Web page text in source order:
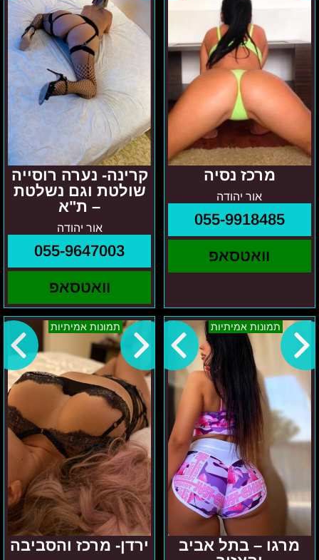
מרכז נסיה
אור יהודה
055-9918485
וואטסאפ
קרינה- נערה רוסייה
שולטת וגם נשלטת
– ת"א
אור יהודה
055-9647003
וואטסאפ
נשלטת
–
ת"א
תמונות אמיתיות
מרגו – בתל אביב
מרגו
–
אביב
והאזור
תמונות אמיתיות
ירדן- מרכז והסביבה
ירדן-
מרכז